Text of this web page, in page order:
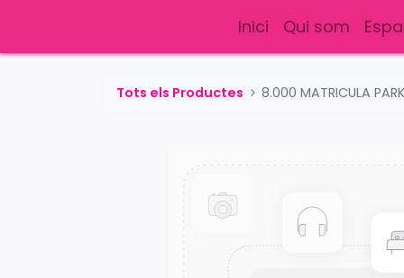
Inici Qui som
Tots els Productes 8.000 MATRICULA